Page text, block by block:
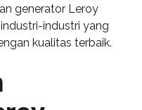
generator Leroy
industri yang
kualitas terbaik.